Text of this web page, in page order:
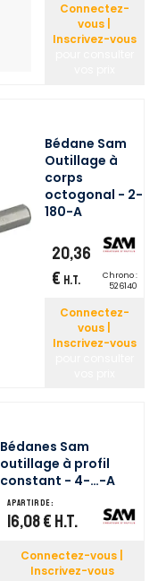
Connectez-
vous |
Inscrivez-vous
Bédane Sam
Outillage à
corps
octogonal - 2-
180-A
20,36
€ H.T.
Chrono :
526140
Connectez-
vous |
Inscrivez-vous
Bédanes Sam
outillage à profil
constant - 4-…-A
A partir de :
16,08 € H.T.
Connectez-vous |
Inscrivez-vous